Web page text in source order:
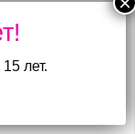
15 лет.